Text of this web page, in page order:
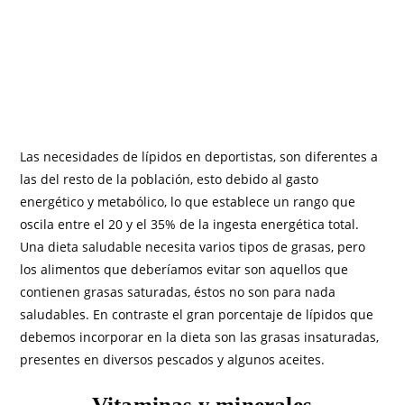
Las necesidades de lípidos en deportistas, son diferentes a
las del resto de la población, esto debido al gasto
energético y metabólico, lo que establece un rango que
oscila entre el 20 y el 35% de la ingesta energética total.
Una dieta saludable necesita varios tipos de grasas, pero
los alimentos que deberíamos evitar son aquellos que
contienen grasas saturadas, éstos no son para nada
saludables. En contraste el gran porcentaje de lípidos que
debemos incorporar en la dieta son las grasas insaturadas,
presentes en diversos pescados y algunos aceites.